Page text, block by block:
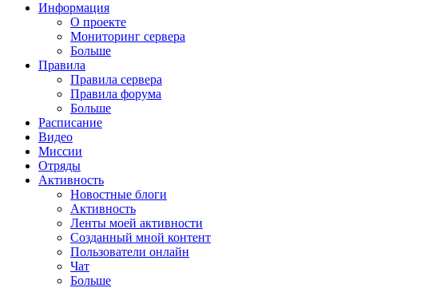
Информация
О проекте
Мониторинг сервера
Больше
Правила
Правила сервера
Правила форума
Больше
Расписание
Видео
Миссии
Отряды
Активность
Новостные блоги
Активность
Ленты моей активности
Созданный мной контент
Пользователи онлайн
Чат
Больше